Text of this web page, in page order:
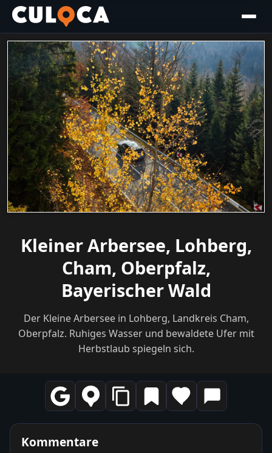
Kleiner Arbersee, Lohberg,
Cham, Oberpfalz,
Bayerischer Wald
Der Kleine Arbersee in Lohberg, Landkreis Cham,
Oberpfalz. Ruhiges Wasser und bewaldete Ufer mit
Herbstlaub spiegeln sich.
Kommentare